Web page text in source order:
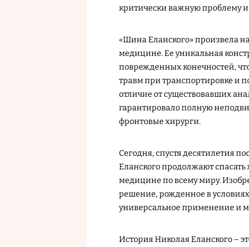
критически важную проблему
«Шина Еланского» произвела
медицине. Ее уникальная
поврежденных конечностей,
травм при транспортировке
отличие от существовавших
гарантировало полную
фронтовые хирурги.
Сегодня, спустя десятилетия
Еланского продолжают
медицине по всему миру.
решение, рожденное в
универсальное применение и
История Николая Еланского –